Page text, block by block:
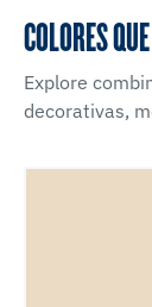
COLORES
Explore
decorativas,